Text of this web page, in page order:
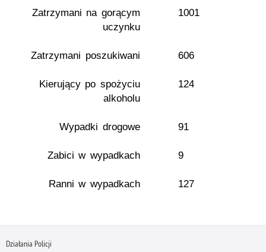
Zatrzymani na gorącym
uczynku
1001
Zatrzymani poszukiwani 606
Kierujący po spożyciu
alkoholu
124
Wypadki drogowe 91
Zabici w wypadkach 9
Ranni w wypadkach 127
Działania Policji